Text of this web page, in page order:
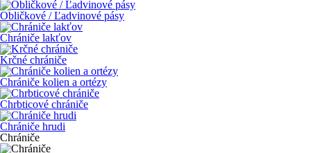
Obličkové / Ľadvinové pásy
Chrániče lakťov
Krčné chrániče
Chrániče kolien a ortézy
Chrbticové chrániče
Chrániče hrudi
Chrániče